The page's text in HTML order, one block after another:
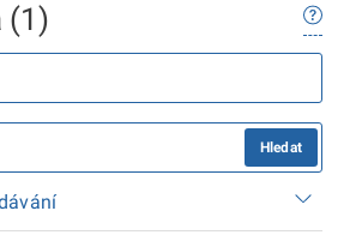
(1)
Hledat